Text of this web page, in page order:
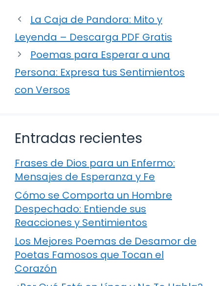
La Caja de Pandora: Mito y
Leyenda – Descarga PDF Gratis
Poemas para Esperar a una
Persona: Expresa tus Sentimientos
con Versos
Entradas recientes
Frases de Dios para un Enfermo:
Mensajes de Esperanza y Fe
Cómo se Comporta un Hombre
Despechado: Entiende sus
Reacciones y Sentimientos
Los Mejores Poemas de Desamor de
Poetas Famosos que Tocan el
Corazón